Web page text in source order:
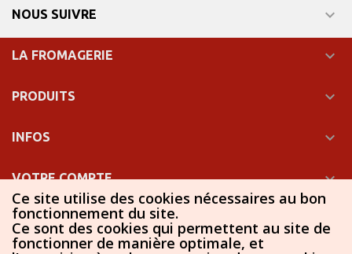
NOUS SUIVRE 
LA FROMAGERIE 
PRODUITS 
INFOS 
VOTRE COMPTE 
INFORMATIONS 
Ce site utilise des cookies nécessaires au bon
fonctionnement du site.
Ce sont des cookies qui permettent au site de
fonctionner de manière optimale, et